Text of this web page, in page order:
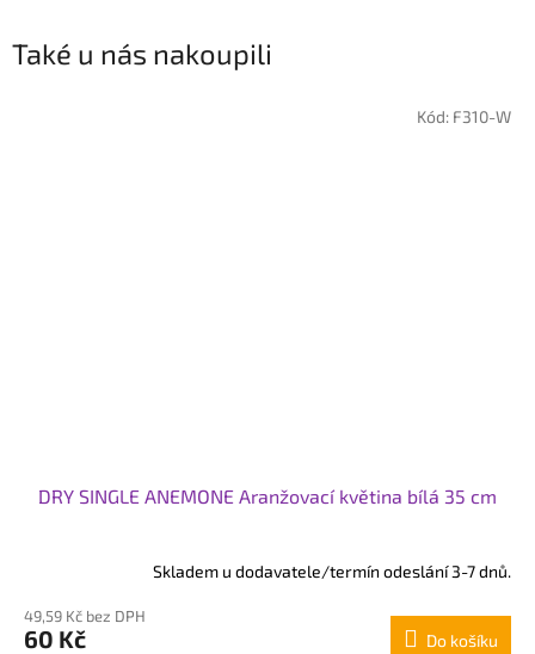
Také u nás nakoupili
DRY SINGLE ANEMONE Aranžovací květina bílá 35 cm
Skladem u dodavatele/termín odeslání 3-7 dnů.
49,59 Kč bez DPH
60 Kč Do košíku
Kód: F310-W